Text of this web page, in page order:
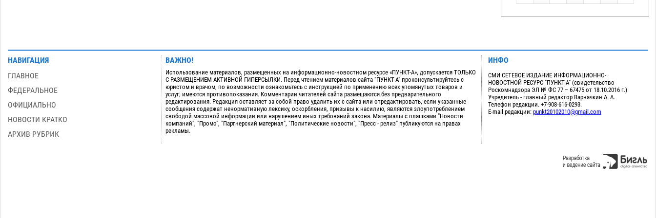
НАВИГАЦИЯ
ГЛАВНОЕ
ФЕДЕРАЛЬНОЕ
ОФИЦИАЛЬНО
НОВОСТИ КРАТКО
АРХИВ РУБРИК
ВАЖНО!
Использование материалов, размещенных на информационно-новостном ресурсе «ПУНКТ-А», допускается ТОЛЬКО
С РАЗМЕЩЕНИЕМ АКТИВНОЙ ГИПЕРСЫЛКИ. Перед чтением материалов сайта "ПУНКТ-А" проконсультируйтесь с
юристом и врачом, по возможности ознакомьтесь с инструкцией по применению всех упомянутых товаров и
услуг; имеются противопоказания. Комментарии читателей сайта размещаются без предварительного
редактирования. Редакция оставляет за собой право удалить их с сайта или отредактировать, если указанные
сообщения содержат ненормативную лексику, оскорбления, призывы к насилию, являются злоупотреблением
свободой массовой информации или нарушением иных требований закона. Материалы с плашками "Новости
компаний", "Промо", "Партнерский материал", "Политические новости", "Пресс - релиз" публикуются на правах
рекламы.
ИНФО
СМИ СЕТЕВОЕ ИЗДАНИЕ ИНФОРМАЦИОННО-
НОВОСТНОЙ РЕСУРС "ПУНКТ-А" (свидетельство
Роскомнадзора ЭЛ № ФС 77 – 67475 от 18.10.2016 г.)
Учредитель - главный редактор Варначкин А. А.
Телефон редакции. +7-908-616-0293.
E-mail редакции: punkt20102010@gmail.com